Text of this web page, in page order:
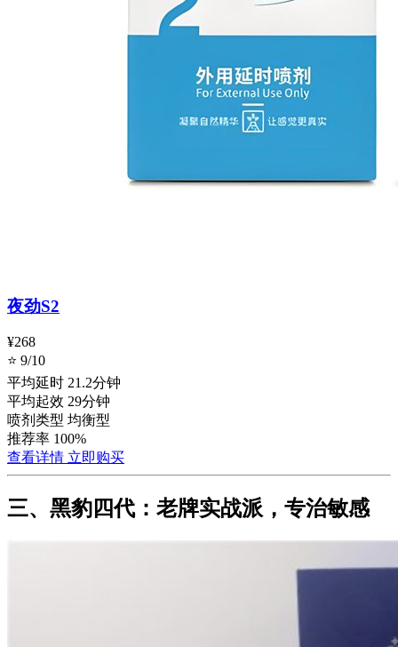
夜劲S2
¥268
⭐ 9/10
平均延时 21.2分钟
平均起效 29分钟
喷剂类型 均衡型
推荐率 100%
查看详情 立即购买
三、黑豹四代：老牌实战派，专治敏感